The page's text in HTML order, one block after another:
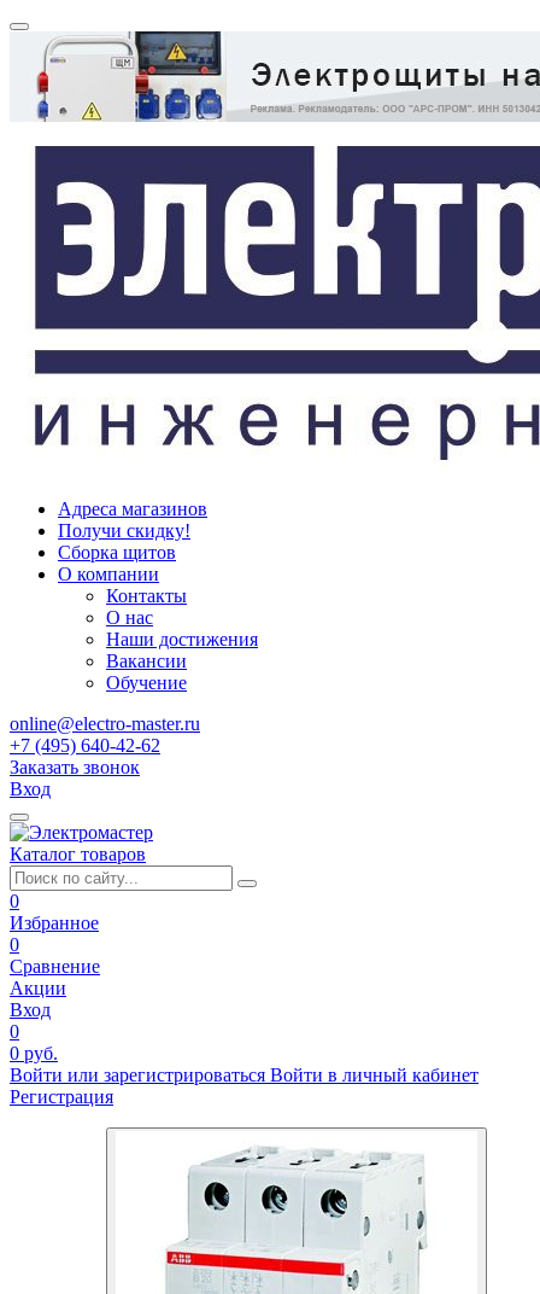
Адреса магазинов
Получи скидку!
Сборка щитов
О компании
Контакты
О нас
Наши достижения
Вакансии
Обучение
online@electro-master.ru
+7 (495) 640-42-62
Заказать звонок
Вход
Каталог товаров
0
Избранное
0
Сравнение
Акции
Вход
0
0 руб.
Войти или зарегистрироваться Войти в личный кабинет
Регистрация